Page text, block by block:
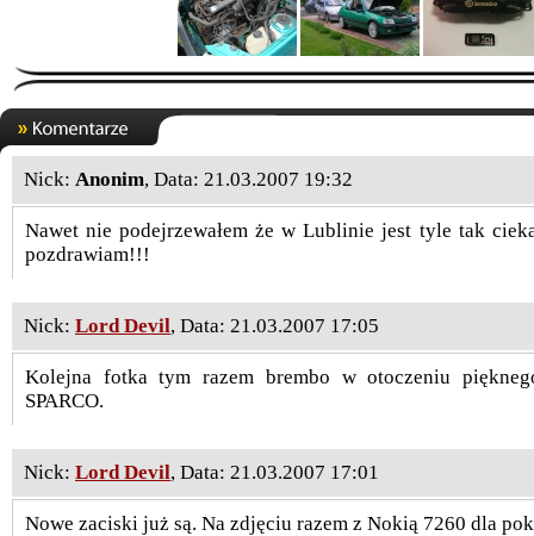
Nick: Anonim, Data: 21.03.2007 19:32
Nawet nie podejrzewałem że w Lublinie jest tyle tak
pozdrawiam!!!
Nick: Lord Devil, Data: 21.03.2007 17:05
Kolejna fotka tym razem brembo w otoczeniu
SPARCO.
Nick: Lord Devil, Data: 21.03.2007 17:01
Nowe zaciski już są. Na zdjęciu razem z Nokią 7260 dla